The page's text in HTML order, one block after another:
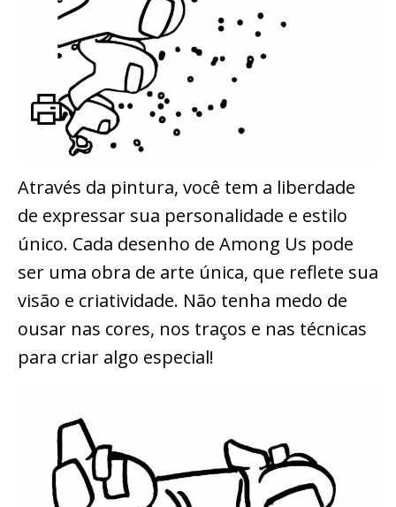
Através da pintura, você tem a liberdade
de expressar sua personalidade e estilo
único. Cada desenho de Among Us pode
ser uma obra de arte única, que reflete sua
visão e criatividade. Não tenha medo de
ousar nas cores, nos traços e nas técnicas
para criar algo especial!